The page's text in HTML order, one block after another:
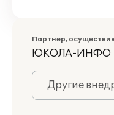
Партнер,
ЮКОЛА-ИНФО
Другие